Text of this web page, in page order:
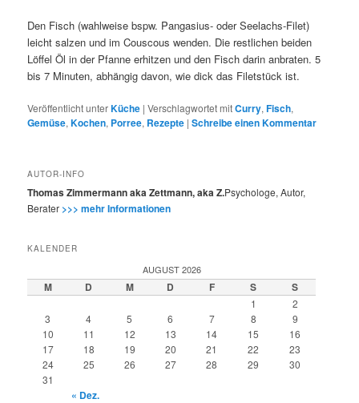
Den Fisch (wahlweise bspw. Pangasius- oder Seelachs-Filet)
leicht salzen und im Couscous wenden. Die restlichen beiden
Löffel Öl in der Pfanne erhitzen und den Fisch darin anbraten. 5
bis 7 Minuten, abhängig davon, wie dick das Filetstück ist.
Veröffentlicht unterKüche |Verschlagwortet mitCurry,Fisch,
Gemüse,Kochen, Porree, Rezepte |Schreibe einen Kommentar
AUTOR-INFO
Thomas Zimmermann aka Zettmann, aka Z.Psychologe, Autor,
Berater >>> mehr Informationen
KALENDER
AUGUST 2026
M D M D F S S
1
2
3
4 5 6 7 8
9
10
11 12 13 14 15
16
17
18 19 20 21 22
23
24
25 26 27 28 29
30
31
« Dez.